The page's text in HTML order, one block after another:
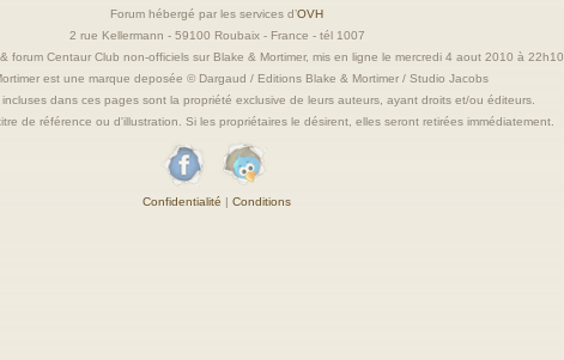
Forum hébergé par les services d’OVH
2 rue Kellermann - 59100 Roubaix - France - tél 1007
forum Centaur Club non-officiels sur Blake & Mortimer, mis en ligne le mercredi 4 aout 2010 à 22h10
est une marque deposée © Dargaud / Editions Blake & Mortimer / Studio Jacobs
dans ces pages sont la propriété exclusive de leurs auteurs, ayant droits et/ou éditeurs.
de référence ou d'illustration. Si les propriétaires le désirent, elles seront retirées immédiatement.
Confidentialité | Conditions